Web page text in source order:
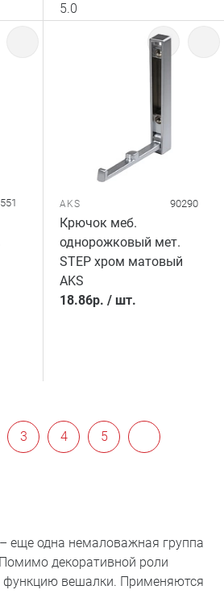
5.0
AKS 90290
Крючок меб.
однорожковый мет.
STEP хром матовый
AKS
18.86р. / шт.
3 4 5
– еще одна немаловажная группа
декоративной роли
вешалки. Применяются